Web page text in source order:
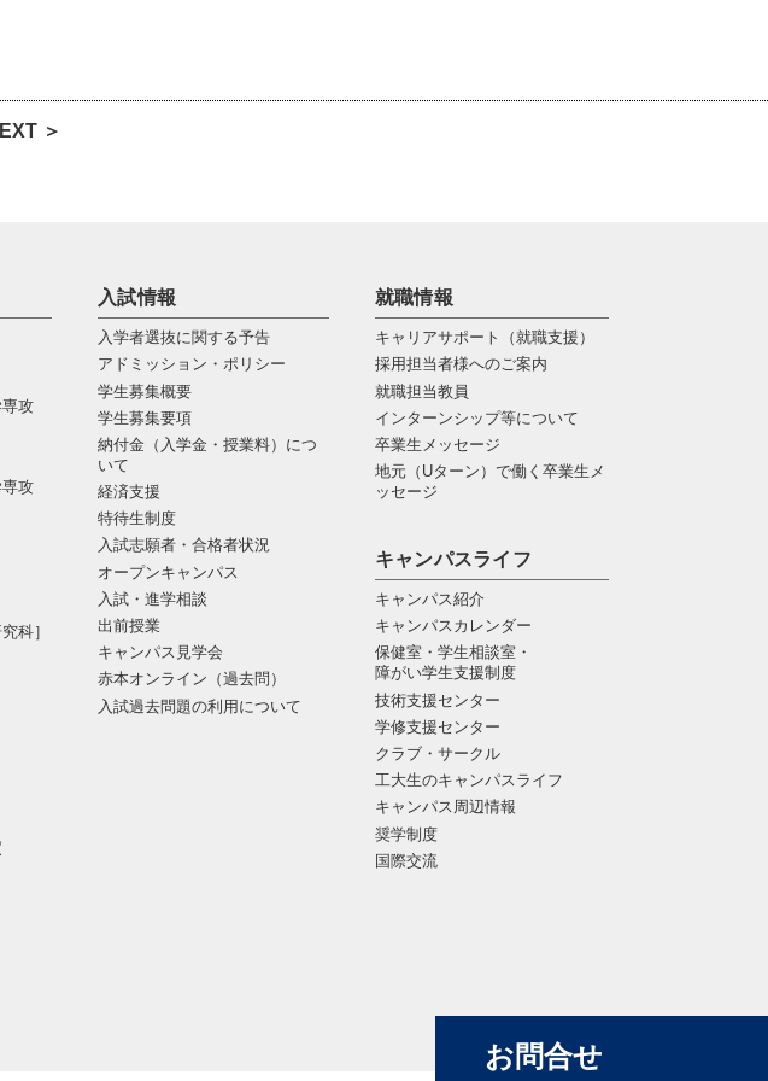
＞
攻
攻
科］
入試情報
入学者選抜に関する予告
アドミッション・ポリシー
学生募集概要
学生募集要項
納付金（入学金・授業料）につ
いて
経済支援
特待生制度
入試志願者・合格者状況
オープンキャンパス
入試・進学相談
出前授業
キャンパス見学会
赤本オンライン（過去問）
入試過去問題の利用について
就職情報
キャリアサポート（就職支援）
採用担当者様へのご案内
就職担当教員
インターンシップ等について
卒業生メッセージ
地元（Uターン）で働く卒業生メ
ッセージ
キャンパスライフ
キャンパス紹介
キャンパスカレンダー
保健室・学生相談室・
障がい学生支援制度
技術支援センター
学修支援センター
クラブ・サークル
工大生のキャンパスライフ
キャンパス周辺情報
奨学制度
国際交流
お問合せ